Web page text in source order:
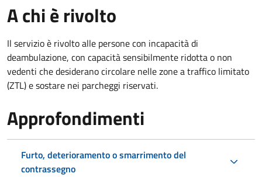
A chi è rivolto
Il servizio è rivolto alle persone con incapacità di
deambulazione, con capacità sensibilmente ridotta o non
vedenti che desiderano circolare nelle zone a traffico limitato
(ZTL) e sostare nei parcheggi riservati.
Approfondimenti
Furto, deterioramento o smarrimento del
contrassegno